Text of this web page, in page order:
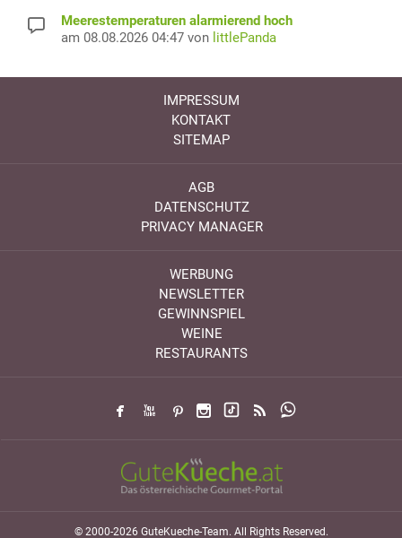
Meerestemperaturen alarmierend hoch
am 08.08.2026 04:47 von littlePanda
IMPRESSUM
KONTAKT
SITEMAP
AGB
DATENSCHUTZ
PRIVACY MANAGER
WERBUNG
NEWSLETTER
GEWINNSPIEL
WEINE
RESTAURANTS
© 2000-2026 GuteKueche-Team. All Rights Reserved.